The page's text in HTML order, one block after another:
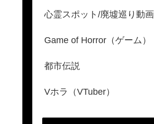
心霊スポット/廃墟巡り動画
Game of Horror（ゲーム）
都市伝説
Vホラ（VTuber）